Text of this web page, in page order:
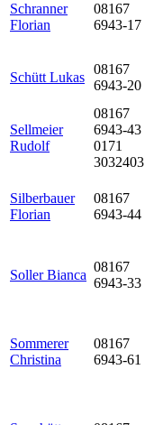
Schranner
Florian
08167
6943-17
Schütt Lukas
08167
6943-20
Sellmeier
Rudolf
08167
6943-43
0171
3032403
Silberbauer
Florian
08167
6943-44
Soller Bianca
08167
6943-33
Sommerer
Christina
08167
6943-61